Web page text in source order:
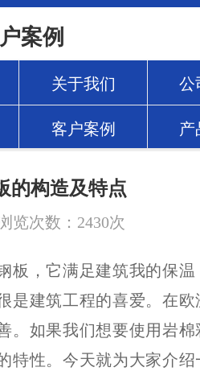
案例
关于我们 公
客户案例 产
的构造及特点
览次数： 2430次
板，它满足建筑我的保温
是建筑工程的喜爱。在欧
。如果我们想要使用岩棉
特性。今天就为大家介绍